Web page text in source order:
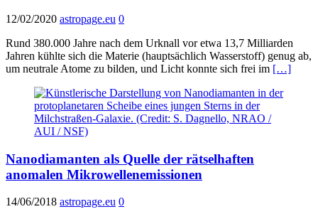
12/02/2020 astropage.eu 0
Rund 380.000 Jahre nach dem Urknall vor etwa 13,7 Milliarden
Jahren kühlte sich die Materie (hauptsächlich Wasserstoff) genug ab,
um neutrale Atome zu bilden, und Licht konnte sich frei im […]
Nanodiamanten als Quelle der rätselhaften
anomalen Mikrowellenemissionen
14/06/2018 astropage.eu 0